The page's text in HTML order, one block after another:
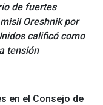
de fuertes
Oreshnik por
calificó como
tensión
en el Consejo de